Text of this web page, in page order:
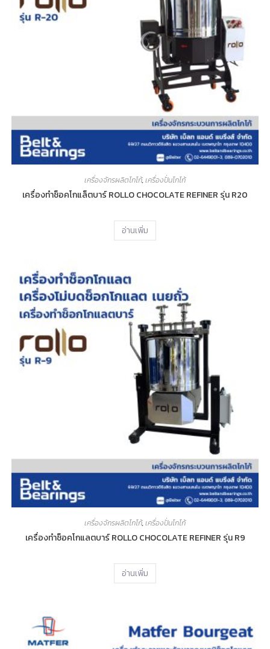
เครื่องจักรผลิตโกโก้,เครื่องปั่นโกโก้
เครื่องทำช็อคโกแล็ตบาร์ ROLLO CHOCOLATE REFINER รุ่น R20
อ่านเพิ่ม
เครื่องจักรผลิตโกโก้,เครื่องปั่นโกโก้
เครื่องทำช็อคโกแลตบาร์ ROLLO CHOCOLATE REFINER รุ่น R9
อ่านเพิ่ม